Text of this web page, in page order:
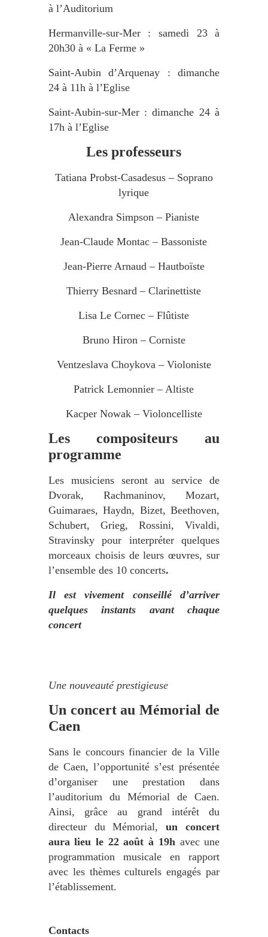
à l’Auditorium
Hermanville-sur-Mer : samedi 23 à
20h30 à « La Ferme »
Saint-Aubin d’Arquenay : dimanche
24 à 11h à l’Eglise
Saint-Aubin-sur-Mer : dimanche 24 à
17h à l’Eglise
Les professeurs
Tatiana Probst-Casadesus – Soprano
lyrique
Alexandra Simpson – Pianiste
Jean-Claude Montac – Bassoniste
Jean-Pierre Arnaud – Hautboïste
Thierry Besnard – Clarinettiste
Lisa Le Cornec – Flûtiste
Bruno Hiron – Corniste
Ventzeslava Choykova – Violoniste
Patrick Lemonnier – Altiste
Kacper Nowak – Violoncelliste
Les compositeurs au
programme
Les musiciens seront au service de
Dvorak, Rachmaninov, Mozart,
Guimaraes, Haydn, Bizet, Beethoven,
Schubert, Grieg, Rossini, Vivaldi,
Stravinsky pour interpréter quelques
morceaux choisis de leurs œuvres, sur
l’ensemble des 10 concerts.
Il est vivement conseillé d’arriver
quelques instants avant chaque
concert
Une nouveauté prestigieuse
Un concert au Mémorial de
Caen
Sans le concours financier de la Ville
de Caen, l’opportunité s’est présentée
d’organiser une prestation dans
l’auditorium du Mémorial de Caen.
Ainsi, grâce au grand intérêt du
directeur du Mémorial,un concert
aura lieu le 22 août à 19h avec une
programmation musicale en rapport
avec les thèmes culturels engagés par
l’établissement.
Contacts